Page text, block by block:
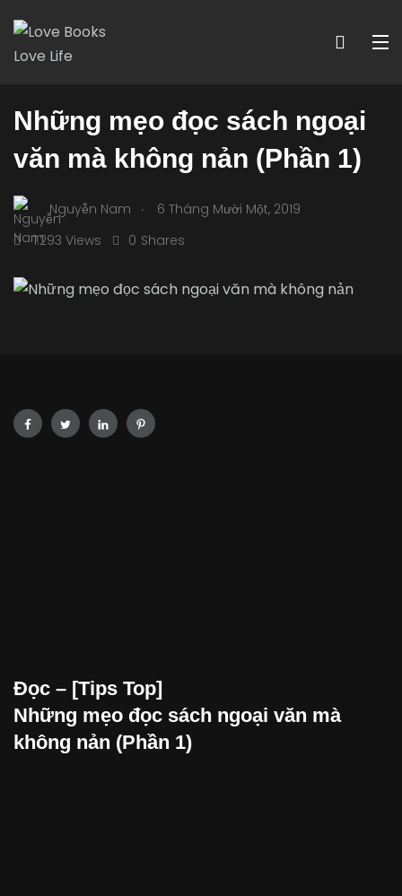
KỸ NĂNG
Những mẹo đọc sách ngoại
văn mà không nản (Phần 1)
Nguyễn Nam .
6 Tháng Mười Một, 2019
1.293 Views
Shares
0
Đọc – [Tips Top]
Những mẹo đọc sách ngoại văn mà
không nản (Phần 1)